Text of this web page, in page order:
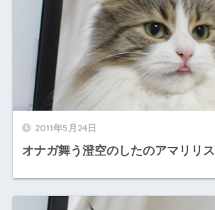
2011年5月24日
オナガ舞う澄空のしたのアマリリス